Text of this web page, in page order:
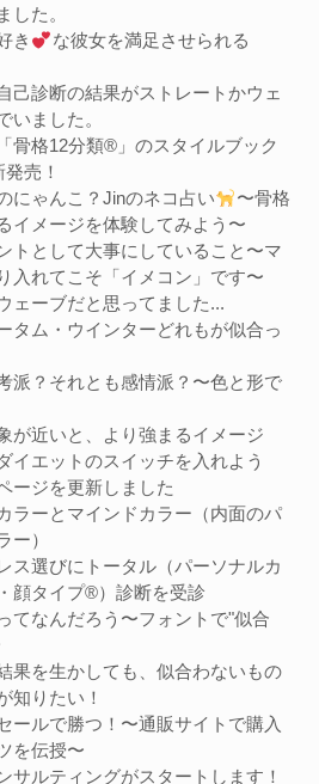
した。
き
な彼女を満足させられる
己診断の結果がストレートかウェ
いました。
骨格12分類®︎」のスタイルブック
売！
にゃんこ？Jinのネコ占い
〜骨格
イメージを体験してみよう〜
トとして大事にしていること〜マ
入れてこそ「イメコン」です〜
ェーブだと思ってました...
タム・ウインターどれもが似合っ
派？それとも感情派？〜色と形で
が近いと、より強まるイメージ
イエットのスイッチを入れよう
ージを更新しました
ラーとマインドカラー（内面のパ
ー）
ス選びにトータル（パーソナルカ
顔タイプ®︎）診断を受診
てなんだろう〜フォントで"似合
果を生かしても、似合わないもの
知りたい！
ールで勝つ！〜通販サイトで購入
を伝授〜
サルティングがスタートします！